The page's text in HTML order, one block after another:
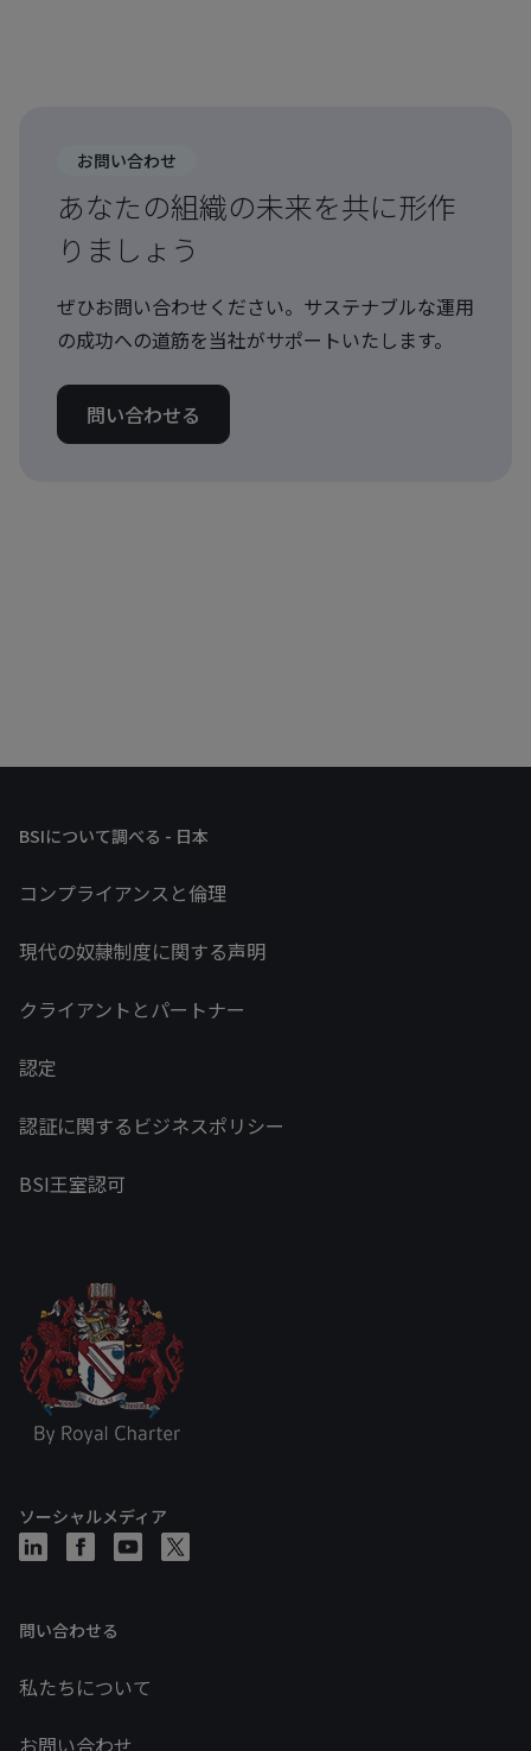
お問い合わせ
あなたの組織の未来を共に形作
りましょう
ぜひお問い合わせください。サステナブルな運用
の成功への道筋を当社がサポートいたします。
問い合わせる
BSIについて調べる - 日本
コンプライアンスと倫理
現代の奴隷制度に関する声明
クライアントとパートナー
認定
認証に関するビジネスポリシー
BSI王室認可
ソーシャルメディア
問い合わせる
私たちについて
お問い合わせ